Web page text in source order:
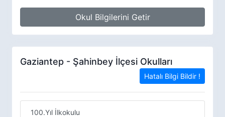
Okul Bilgilerini Getir
Gaziantep - Şahinbey İlçesi Okulları
Hatalı Bilgi Bildir !
100.Yıl İlkokulu